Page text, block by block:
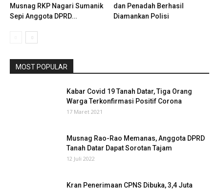
Musnag RKP Nagari Sumanik
Sepi Anggota DPRD...
dan Penadah Berhasil
Diamankan Polisi
MOST POPULAR
Kabar Covid 19 Tanah Datar, Tiga Orang
Warga Terkonfirmasi Positif Corona
17 Maret 2021
Musnag Rao-Rao Memanas, Anggota DPRD
Tanah Datar Dapat Sorotan Tajam
12 Juli 2022
Kran Penerimaan CPNS Dibuka, 3,4 Juta